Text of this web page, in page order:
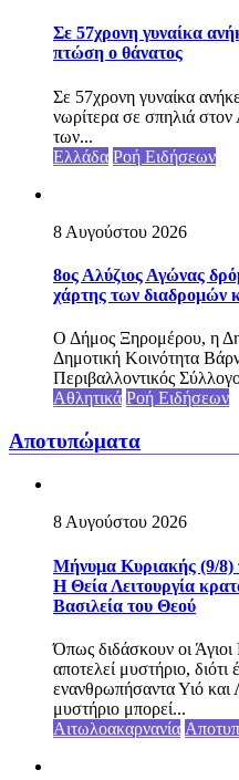
Σε 57χρονη γυναίκα
πτώση ο θάνατος
Σε 57χρονη γυναίκα
νωρίτερα σε σπηλιά
των...
Ελλάδα Ροή Ειδήσεων
8 Αυγούστου 2026
8ος Αλύζιος Αγώνας
χάρτης των διαδρομών
Ο Δήμος Ξηρομέρου, η
Δημοτική Κοινότητα
Περιβαλλοντικός
Αθλητικά Ροή Ειδήσεων
Αποτυπώματα
8 Αυγούστου 2026
Μήνυμα Κυριακής (9/8)
Η Θεία Λειτουργία
Βασιλεία του Θεού
Όπως διδάσκουν οι
αποτελεί μυστήριο, διότι
ενανθρωπήσαντα Υιό
μυστήριο μπορεί...
Αιτωλοακαρνανία